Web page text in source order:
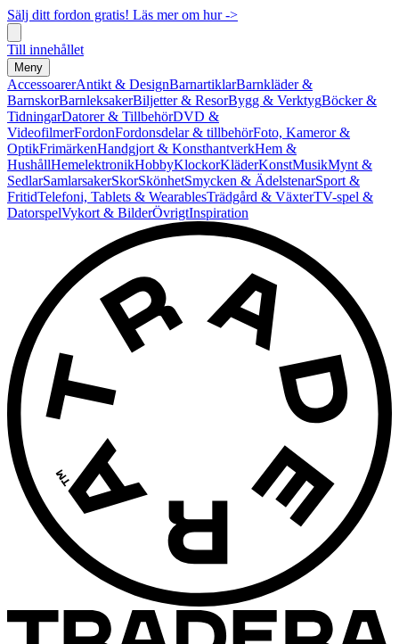
Sälj ditt fordon gratis! Läs mer om hur ->
Till innehållet
Meny
AccessoarerAntikt & DesignBarnartiklarBarnkläder &
BarnskorBarnleksakerBiljetter & ResorBygg & VerktygBöcker &
TidningarDatorer & TillbehörDVD &
VideofilmerFordonFordonsdelar & tillbehörFoto, Kameror &
OptikFrimärkenHandgjort & KonsthantverkHem &
HushållHemelektronikHobbyKlockorKläderKonstMusikMynt &
SedlarSamlarsakerSkorSkönhetSmycken & ÄdelstenarSport &
FritidTelefoni, Tablets & WearablesTrädgård & VäxterTV-spel &
DatorspelVykort & BilderÖvrigtInspiration